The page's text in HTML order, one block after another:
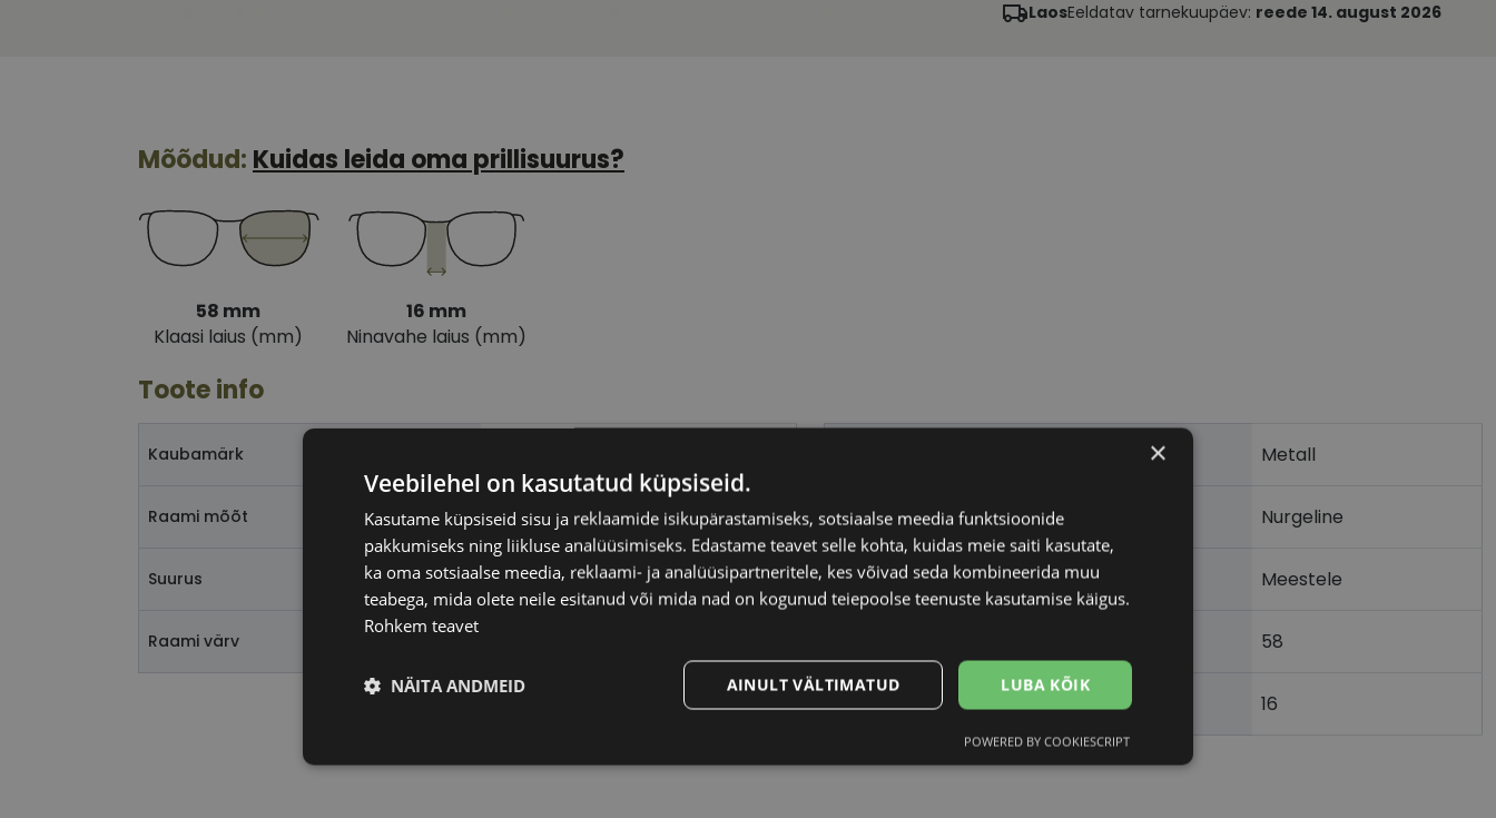
LaosEeldatav tarnekuupäev: reede 14. august 2026
Mõõdud: Kuidas leida oma prillisuurus?
58 mm
Klaasi laius (mm)
16 mm
Ninavahe laius (mm)
Toote info
Kaubamärk
Raami mõõt 58-16
Suurus L
Raami värv
Metall
Raami kuju Nurgeline
Kliendirühm Meestele
58
Ninavahe laius (mm) 16
×
Veebilehel on kasutatud küpsiseid.
Kasutame küpsiseid sisu ja reklaamide isikupärastamiseks, sotsiaalse meedia funktsioonide
pakkumiseks ning liikluse analüüsimiseks. Edastame teavet selle kohta, kuidas meie saiti kasutate,
ka oma sotsiaalse meedia, reklaami- ja analüüsipartneritele, kes võivad seda kombineerida muu
teabega, mida olete neile esitanud või mida nad on kogunud teiepoolse teenuste kasutamise käigus.
Rohkem teavet
LUBA KÕIK
AINULT VÄLTIMATUD
NÄITA ANDMEID
Eelistused
POWERED BY COOKIESCRIPT